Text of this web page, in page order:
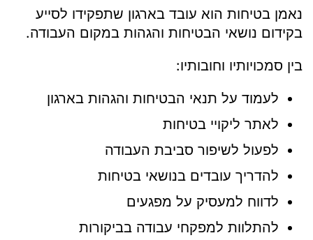
נאמן בטיחות הוא עובד בארגון שתפקידו לסייע
בקידום נושאי הבטיחות והגהות במקום העבודה.
בין סמכויותיו וחובותיו:
לעמוד על תנאי הבטיחות והגהות בארגון
לאתר ליקויי בטיחות
לפעול לשיפור סביבת העבודה
להדריך עובדים בנושאי בטיחות
לדווח למעסיק על מפגעים
להתלוות למפקחי עבודה בביקורות